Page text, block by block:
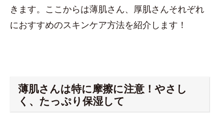
きます。ここからは薄肌さん、厚肌さんそれぞれ
におすすめのスキンケア方法を紹介します！
薄肌さんは特に摩擦に注意！やさし
く、たっぷり保湿して